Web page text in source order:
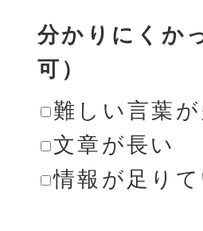
分かりにくか
可）
難しい言葉
文章が長い
情報が足り